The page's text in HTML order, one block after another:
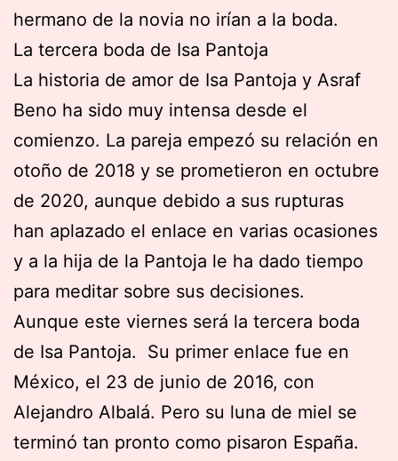
hermano de la novia no irían a la boda.
La tercera boda de Isa Pantoja
La historia de amor de Isa Pantoja y Asraf
Beno ha sido muy intensa desde el
comienzo. La pareja empezó su relación en
otoño de 2018 y se prometieron en octubre
de 2020, aunque debido a sus rupturas
han aplazado el enlace en varias ocasiones
y a la hija de la Pantoja le ha dado tiempo
para meditar sobre sus decisiones.
Aunque este viernes será la tercera boda
de Isa Pantoja. Su primer enlace fue en
México, el 23 de junio de 2016, con
Alejandro Albalá. Pero su luna de miel se
terminó tan pronto como pisaron España.